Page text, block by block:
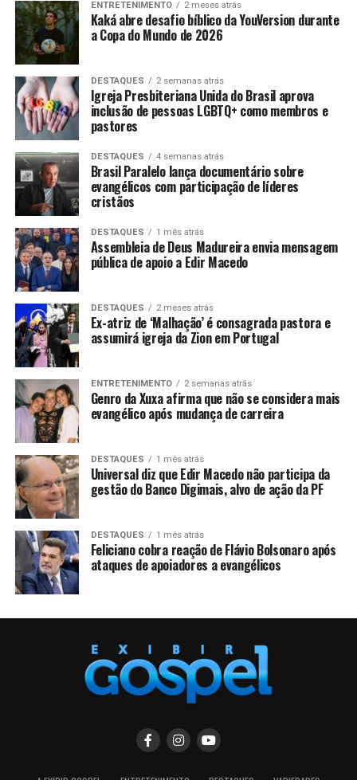
ENTRETENIMENTO 2 meses atrás
Kaká abre desafio bíblico da YouVersion durante
a Copa do Mundo de 2026
DESTAQUES 2 semanas atrás
Igreja Presbiteriana Unida do Brasil aprova
inclusão de pessoas LGBTQ+ como membros e
pastores
DESTAQUES 4 semanas atrás
Brasil Paralelo lança documentário sobre
evangélicos com participação de líderes
cristãos
DESTAQUES 1 mês atrás
Assembleia de Deus Madureira envia mensagem
pública de apoio a Edir Macedo
DESTAQUES 2 meses atrás
Ex-atriz de ‘Malhação’ é consagrada pastora e
assumirá igreja da Zion em Portugal
ENTRETENIMENTO 2 semanas atrás
Genro da Xuxa afirma que não se considera mais
evangélico após mudança de carreira
DESTAQUES 1 mês atrás
Universal diz que Edir Macedo não participa da
gestão do Banco Digimais, alvo de ação da PF
DESTAQUES 1 mês atrás
Feliciano cobra reação de Flávio Bolsonaro após
ataques de apoiadores a evangélicos